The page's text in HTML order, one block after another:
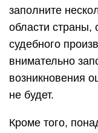
заполните
области страны,
судебного
внимательно
возникновения
не будет.
Кроме того,